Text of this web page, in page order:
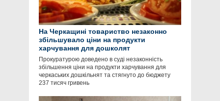
На Черкащині товариство незаконно
збільшувало ціни на продукти
харчування для дошколят
Прокуратурою доведено в суді незаконність
збільшення ціни на продукти харчування для
черкаських дошкільнят та стягнуто до бюджету
237 тисяч гривень